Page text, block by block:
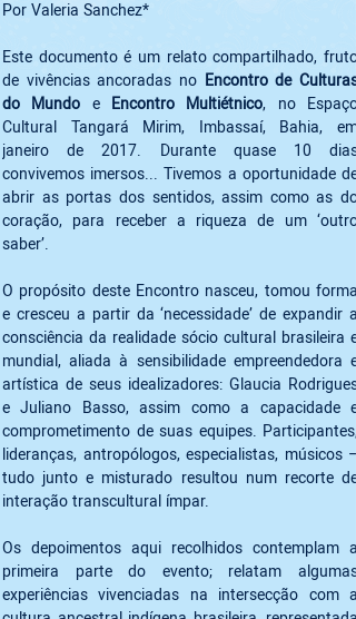
Por Valeria Sanchez*
Este documento é um relato compartilhado, fruto
de vivências ancoradas no
Encontro de Culturas
do Mundo e Encontro Multiétnico, no Espaço
Cultural Tangará Mirim, Imbassaí, Bahia, em
janeiro de 2017. Durante quase 10 dias
convivemos imersos... Tivemos a oportunidade de
abrir as portas dos sentidos, assim como as do
coração, para receber a riqueza de um ‘outro
O propósito deste Encontro nasceu, tomou forma
e cresceu a partir da ‘necessidade’ de expandir a
consciência da realidade sócio cultural brasileira e
mundial, aliada à sensibilidade empreendedora e
artística de seus idealizadores: Glaucia Rodrigues
e Juliano Basso, assim como a capacidade e
comprometimento de suas equipes. Participantes,
lideranças, antropólogos, especialistas, músicos –
tudo junto e misturado resultou num recorte de
interação transcultural ímpar.
Os depoimentos aqui recolhidos contemplam a
primeira parte do evento; relatam algumas
experiências vivenciadas na intersecção com a